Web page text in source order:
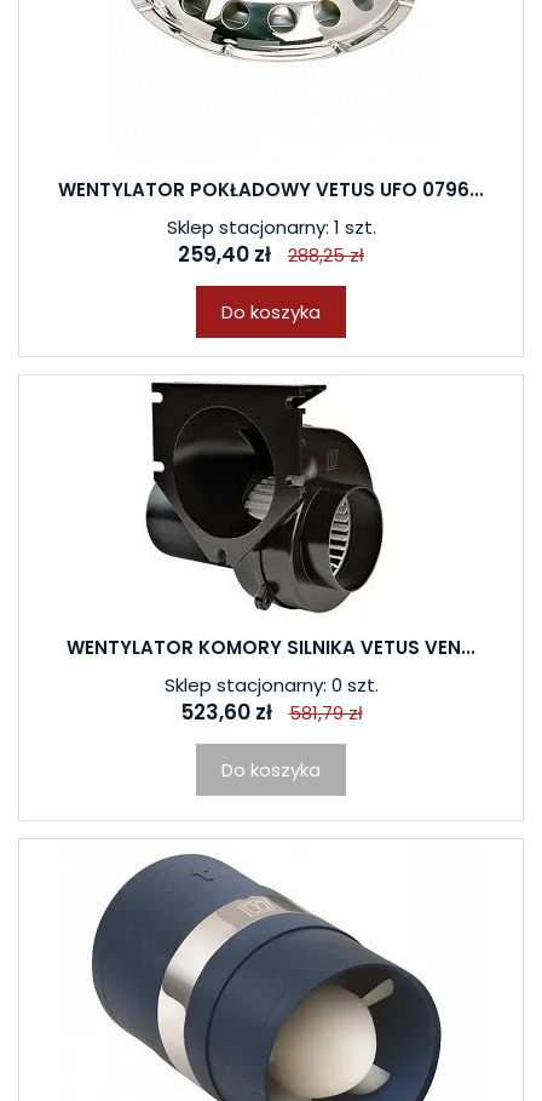
WENTYLATOR POKŁADOWY VETUS UFO 0796...
Sklep stacjonarny: 1 szt.
259,40 zł 288,25 zł
Do koszyka
WENTYLATOR KOMORY SILNIKA VETUS VEN...
Sklep stacjonarny: 0 szt.
523,60 zł 581,79 zł
Do koszyka